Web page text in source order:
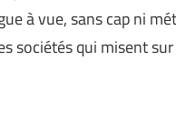
à vue, sans cap ni
sociétés qui misent